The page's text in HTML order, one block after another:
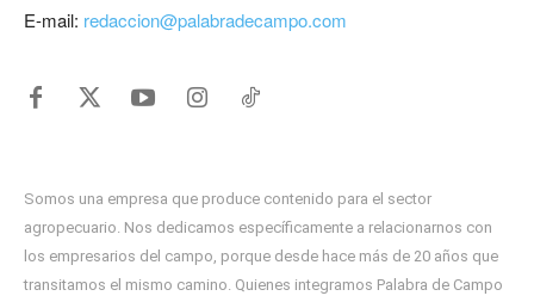
E-mail: redaccion@palabradecampo.com
Somos una empresa que produce contenido para el sector
agropecuario. Nos dedicamos específicamente a relacionarnos con
los empresarios del campo, porque desde hace más de 20 años que
transitamos el mismo camino. Quienes integramos Palabra de Campo